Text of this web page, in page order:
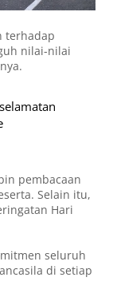
terhadap
nilai-nilai
pembacaan
Selain itu,
Hari
seluruh
di setiap